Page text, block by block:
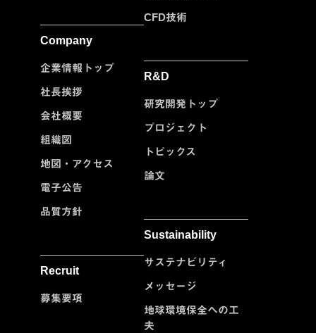
Company
企業情報トップ
社長挨拶
会社概要
組織図
地図・アクセス
電子公告
品質方針
Recruit
募集要項
CFD技術
R&D
研究開発トップ
プロジェクト
トピックス
論文
Sustainability
サステナビリティ
メッセージ
地球環境保全への工
夫